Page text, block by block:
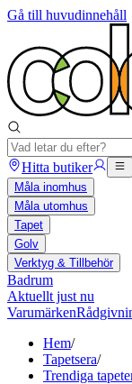
Gå till huvudinnehåll
Hitta butiker
Måla inomhus
Måla utomhus
Tapet
Golv
Verktyg & Tillbehör
Badrum
Aktuellt just nu
Varumärken
Hem/
Tapetsera/
Trendiga